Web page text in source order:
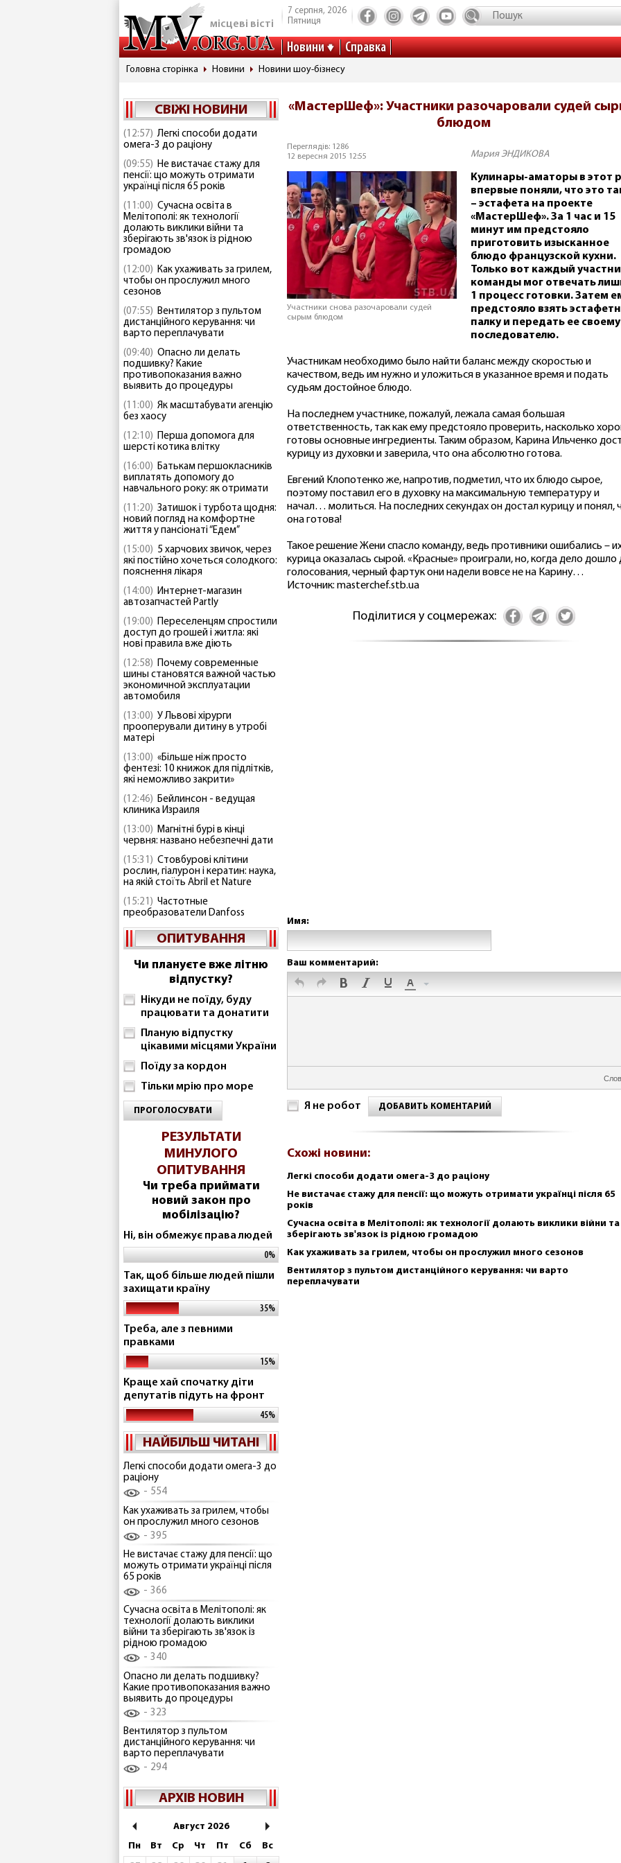
місцеві вісті
7 серпня, 2026
Пятниця
Новини Справка
Головна сторінка Новини Новини шоу-бізнесу
СВІЖІ НОВИНИ
(12:57) Легкі способи додати
омега-3 до раціону
(09:55) Не вистачає стажу для
пенсії: що можуть отримати
українці після 65 років
(11:00) Сучасна освіта в
Мелітополі: як технології
долають виклики війни та
зберігають зв'язок із рідною
громадою
(12:00) Как ухаживать за грилем,
чтобы он прослужил много
сезонов
(07:55) Вентилятор з пультом
дистанційного керування: чи
варто переплачувати
(09:40) Опасно ли делать
подшивку? Какие
противопоказания важно
выявить до процедуры
(11:00) Як масштабувати агенцію
без хаосу
(12:10) Перша допомога для
шерсті котика влітку
(16:00) Батькам першокласників
виплатять допомогу до
навчального року: як отримати
(11:20) Затишок і турбота щодня:
новий погляд на комфортне
життя у пансіонаті “Едем”
(15:00) 5 харчових звичок, через
які постійно хочеться солодкого:
пояснення лікаря
(14:00) Интернет-магазин
автозапчастей Partly
(19:00) Переселенцям спростили
доступ до грошей і житла: які
нові правила вже діють
(12:58) Почему современные
шины становятся важной частью
экономичной эксплуатации
автомобиля
(13:00) У Львові хірурги
прооперували дитину в утробі
матері
(13:00) «Більше ніж просто
фентезі: 10 книжок для підлітків,
які неможливо закрити»
(12:46) Бейлинсон - ведущая
клиника Израиля
(13:00) Магнітні бурі в кінці
червня: названо небезпечні дати
(15:31) Стовбурові клітини
рослин, гіалурон і кератин: наука,
на якій стоїть Abril et Nature
(15:21) Частотные
преобразователи Danfoss
ОПИТУВАННЯ
Чи плануєте вже літню
відпустку?
Нікуди не поїду, буду
працювати та донатити
Планую відпустку
цікавими місцями України
Поїду за кордон
Тільки мрію про море
ПРОГОЛОСУВАТИ
РЕЗУЛЬТАТИ
МИНУЛОГО
ОПИТУВАННЯ
Чи треба приймати
новий закон про
мобілізацію?
Ні, він обмежує права людей
0%
Так, щоб більше людей пішли
захищати країну
35%
Треба, але з певними
правками
15%
Краще хай спочатку діти
депутатів підуть на фронт
45%
НАЙБІЛЬШ ЧИТАНІ
Легкі способи додати омега-3 до
раціону
554
Как ухаживать за грилем, чтобы
он прослужил много сезонов
395
Не вистачає стажу для пенсії: що
можуть отримати українці після
65 років
366
Сучасна освіта в Мелітополі: як
технології долають виклики
війни та зберігають зв'язок із
рідною громадою
340
Опасно ли делать подшивку?
Какие противопоказания важно
выявить до процедуры
323
Вентилятор з пультом
дистанційного керування: чи
варто переплачувати
294
АРХІВ НОВИН
Август 2026
Пн
Вт Ср Чт Пт Сб
Вс
«МастерШеф»: Участники разочаровали судей
блюдом
Переглядів: 1286
12 вересня 2015 12:55
Мария ЭНДИКОВА
Участники снова разочаровали судей
сырым блюдом
Кулинары-аматоры в этот
впервые поняли, что это
– эстафета на проекте
«МастерШеф». За 1 час и 15
минут им предстояло
приготовить изысканное
блюдо французской кухни.
Только вот каждый
команды мог отвечать
1 процесс готовки. Затем
предстояло взять
палку и передать ее своему
последователю.
Участникам необходимо было найти баланс между скоростью и
качеством, ведь им нужно и уложиться в указанное время и подать
судьям достойное блюдо.
На последнем участнике, пожалуй, лежала самая большая
ответственность, так как ему предстояло проверить, насколько
готовы основные ингредиенты. Таким образом, Карина Ильченко
курицу из духовки и заверила, что она абсолютно готова.
Евгений Клопотенко же, напротив, подметил, что их блюдо сырое,
поэтому поставил его в духовку на максимальную температуру и
начал… молиться. На последних секундах он достал курицу и понял,
она готова!
Такое решение Жени спасло команду, ведь противники ошибались –
курица оказалась сырой. «Красные» проиграли, но, когда дело дошло
голосования, черный фартук они надели вовсе не на Карину…
Источник: masterchef.stb.ua
Поділитися у соцмережах:
Имя:
Ваш комментарий:
Я не робот ДОБАВИТЬ КОМЕНТАРИЙ
Схожі новини:
Легкі способи додати омега-3 до раціону
Не вистачає стажу для пенсії: що можуть отримати українці після 65
років
Сучасна освіта в Мелітополі: як технології долають виклики війни та
зберігають зв'язок із рідною громадою
Как ухаживать за грилем, чтобы он прослужил много сезонов
Вентилятор з пультом дистанційного керування: чи варто
переплачувати